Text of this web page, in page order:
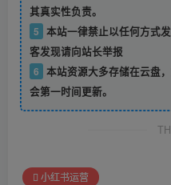
其真实性负责。
5 本站一律禁止以任何方式
客发现请向站长举报
6 本站资源大多存储在云盘
会第一时间更新。
小红书运营